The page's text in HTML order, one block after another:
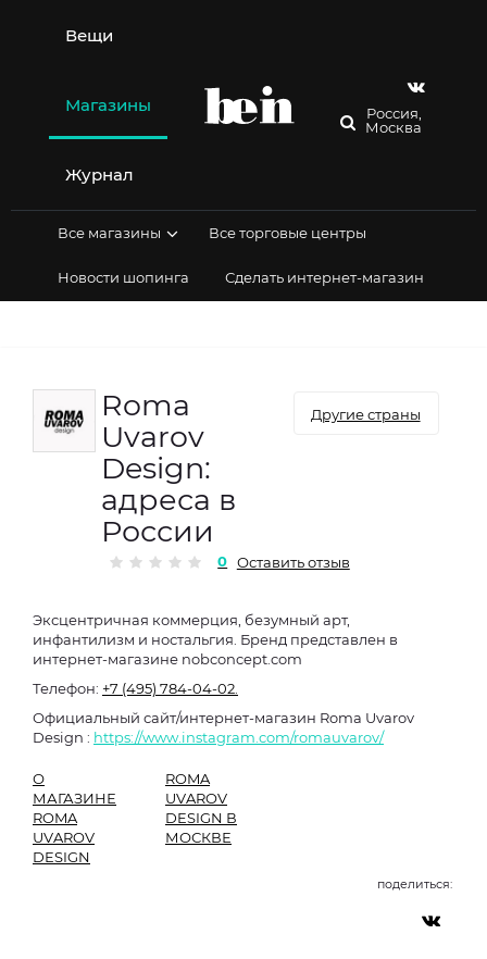
содержимому
Вещи
Магазины
Журнал
Россия,
Москва
Все магазины Все торговые центры
Новости шопинга Сделать интернет-магазин
Roma
Uvarov
Design:
адреса в
России
Другие страны
0 Оставить отзыв
Эксцентричная коммерция, безумный арт,
инфантилизм и ностальгия. Бренд представлен в
интернет-магазине nobconcept.com
Телефон: +7 (495) 784-04-02.
Официальный сайт/интернет-магазин Roma Uvarov
Design : https://www.instagram.com/romauvarov/
О
МАГАЗИНЕ
ROMA
UVAROV
DESIGN
ROMA
UVAROV
DESIGN В
МОСКВЕ
поделиться: